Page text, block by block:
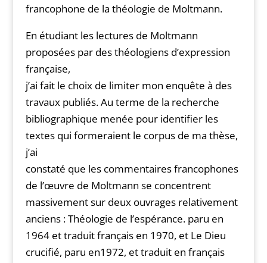
francophone de la théologie de Moltmann.
En étudiant les lectures de Moltmann
proposées par des théologiens d’expression
française,
j’ai fait le choix de limiter mon enquête à des
travaux publiés. Au terme de la recherche
bibliographique menée pour identifier les
textes qui formeraient le corpus de ma thèse,
j’ai
constaté que les commentaires francophones
de l’œuvre de Moltmann se concentrent
massivement sur deux ouvrages relativement
anciens : Théologie de l’espérance. paru en
1964 et traduit français en 1970, et Le Dieu
crucifié, paru en1972, et traduit en français